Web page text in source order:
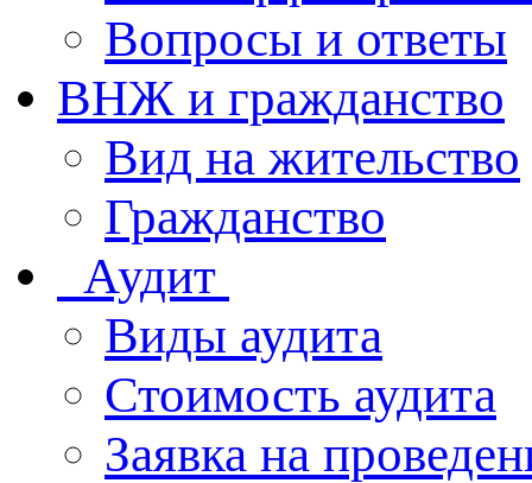
Вопросы и ответы
ВНЖ и гражданство
Вид на жительство
Гражданство
Аудит
Виды аудита
Стоимость аудита
Заявка на